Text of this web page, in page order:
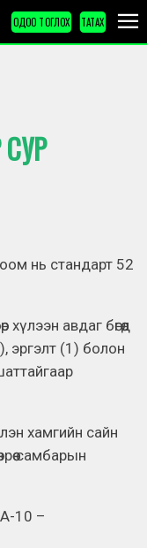
ОДОО ТОГЛОХ ТАТАХ
СУР
нь стандарт 52
авдаг бөгөөд
эргэлт (1) болон
хамгийн сайн
самбарын
А-10 –